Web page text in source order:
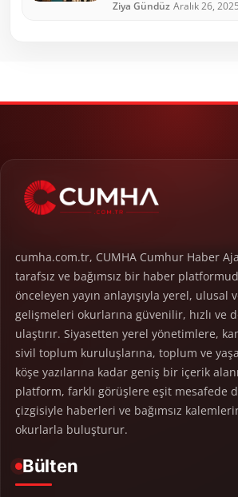
Ziya Gündüz Aralık 26, 2025
cumha.com.tr, CUMHA Cumhur Haber
tarafsız ve bağımsız bir haber
önceleyen yayın anlayışıyla yerel, ulusal
gelişmeleri okurlarına güvenilir, hızlı ve
ulaştırır. Siyasetten yerel yönetimlere,
sivil toplum kuruluşlarına, toplum ve
köşe yazılarına kadar geniş bir içerik
platform, farklı görüşlere eşit mesafede
çizgisiyle haberleri ve bağımsız
okurlarla buluşturur.
Bülten